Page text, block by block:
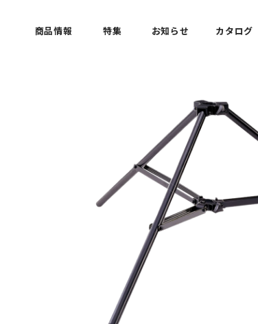
商品情報 特集 お知らせ カタログ